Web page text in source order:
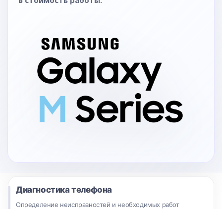
Диагностика телефона
Определение неисправностей и необходимых работ